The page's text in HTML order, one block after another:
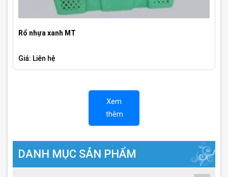
Rổ nhựa xanh MT
Giá: Liên hệ
Xem
thêm
DANH MỤC SẢN PHẨM